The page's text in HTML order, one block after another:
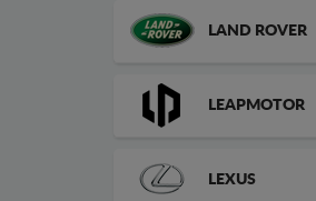
LAND ROVER
LEAPMOTOR
LEXUS